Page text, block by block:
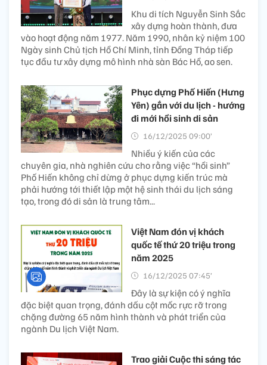
Khu di tích Nguyễn Sinh Sắc
xây dựng hoàn thành, đưa
vào hoạt động năm 1977. Năm 1990, nhân kỷ niệm 100
Ngày sinh Chủ tịch Hồ Chí Minh, tỉnh Đồng Tháp tiếp
tục đầu tư xây dựng mô hình nhà sàn Bác Hồ, ao sen.
Phục dựng Phố Hiến (Hưng
Yên) gắn với du lịch - hướng
đi mới hồi sinh di sản
16/12/2025 09:00’
Nhiều ý kiến của các
chuyên gia, nhà nghiên cứu cho rằng việc “hồi sinh”
Phố Hiến không chỉ dừng ở phục dựng kiến trúc mà
phải hướng tới thiết lập một hệ sinh thái du lịch sáng
tạo, trong đó di sản là trung tâm...
Việt Nam đón vị khách
quốc tế thứ 20 triệu trong
năm 2025
16/12/2025 07:45’
Đây là sự kiện có ý nghĩa
đặc biệt quan trọng, đánh dấu cột mốc rực rỡ trong
chặng đường 65 năm hình thành và phát triển của
ngành Du lịch Việt Nam.
Trao giải Cuộc thi sáng tác